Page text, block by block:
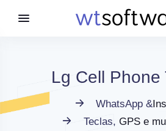
Lg Cell Phone
WhatsApp &
Teclas, GPS e